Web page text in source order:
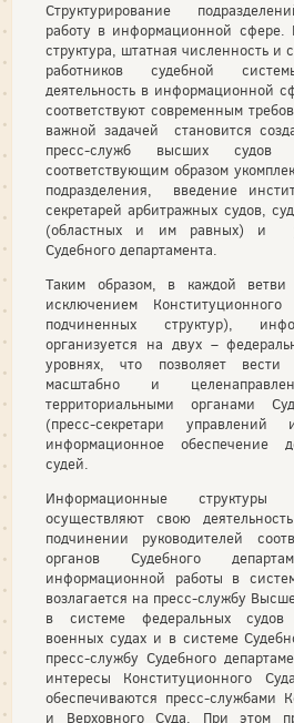
Структурирование
работу в информационной
структура, штатная численность и
работников судебной
деятельность в информационной
соответствуют современным
важной задачей становится
пресс-служб высших судов
соответствующим образом
подразделения, введение
секретарей арбитражных судов,
(областных и им равных) и
Судебного департамента.
Таким образом, в каждой ветви
исключением
подчиненных структур),
организуется на двух –
уровнях, что позволяет
масштабно и
территориальными органами
(пресс-секретари
информационное обеспечение
судей.
Информационные структуры
осуществляют свою
подчинении руководителей
органов Судебного
информационной работы в
возлагается на пресс-службу
в системе федеральных
военных судах и в системе
пресс-службу Судебного
интересы Конституционного
обеспечиваются пресс-службами
и Верховного Суда. При этом